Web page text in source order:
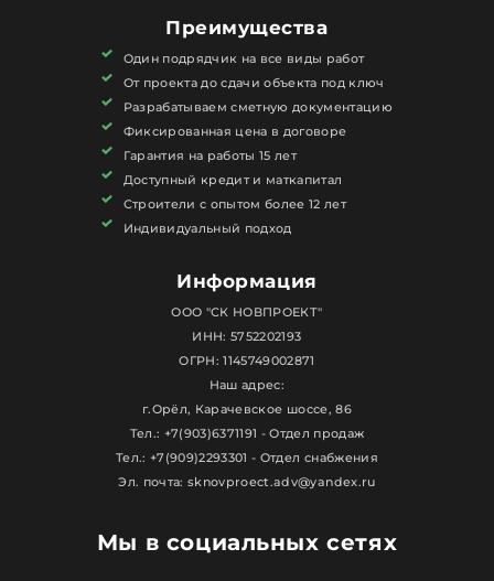
Мы в социальных сетях
Преимущества
Один подрядчик на все виды работ
От проекта до сдачи объекта под ключ
Разрабатываем сметную документацию
Фиксированная цена в договоре
Гарантия на работы 15 лет
Доступный кредит и маткапитал
Строители с опытом более 12 лет
Индивидуальный подход
Информация
ООО "СК НОВПРОЕКТ"
ИНН: 5752202193
ОГРН: 1145749002871
Наш адрес:
г.Орёл, Карачевское шоссе, 86
Тел.: +7(903)6371191 - Отдел продаж
Тел.: +7(909)2293301 - Отдел снабжения
Эл. почта: sknovproect.adv@yandex.ru